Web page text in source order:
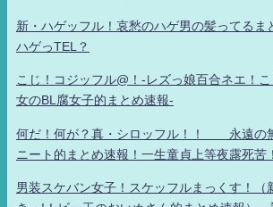
新・ハゲッフル！哀愁のハゲ男の髪ってるま
ハゲっTEL？
こじ！コジッフル@！-レズっ娘百合ネエ！
女のBL腐女子的まとめ速報-
何だ！何が？真・シロッフル！！ 永遠の
ニート的まとめ速報！一生童貞上等夜露死苦！
男装スケバン女子！スケッフルまっくす！（